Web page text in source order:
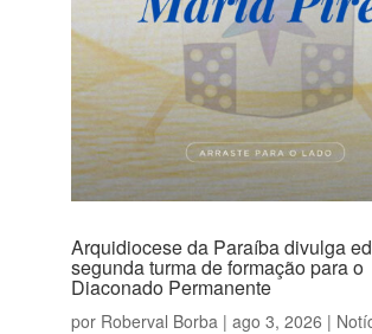
Arquidiocese da Paraíba divulga
segunda turma de formação para o
Diaconado Permanente
por Roberval Borba | ago 3, 2026 |